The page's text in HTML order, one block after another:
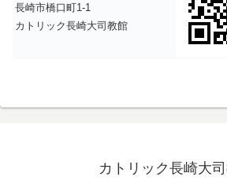
長崎市橋口町1-1
カトリック長崎大司教館
カトリック長崎大